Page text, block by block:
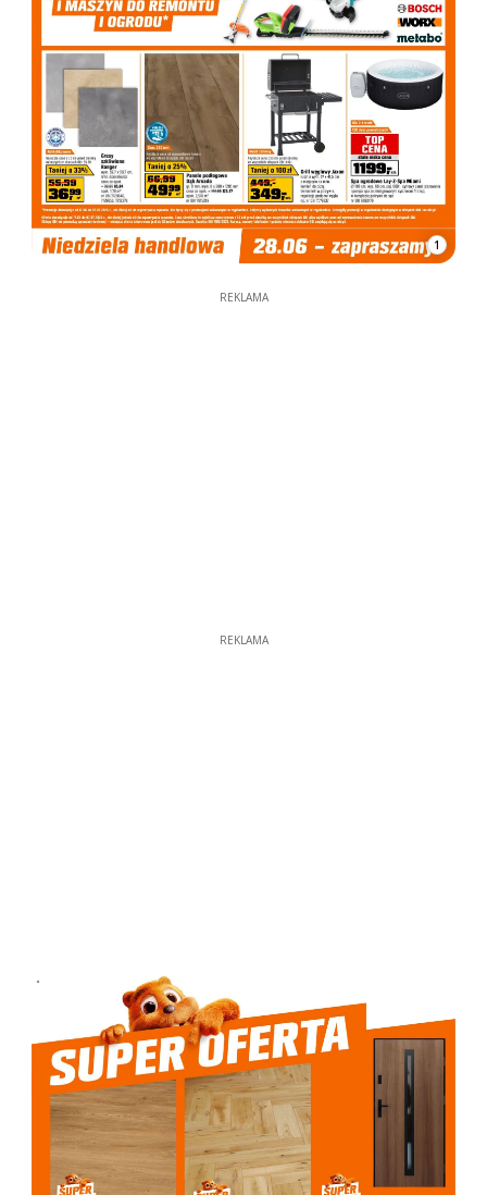
1
REKLAMA
REKLAMA